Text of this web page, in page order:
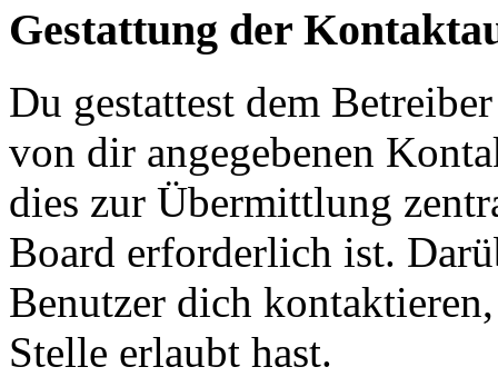
Gestattung der
Du gestattest dem
von dir angegebenen
dies zur Übermittlung
Board erforderlich ist.
Benutzer dich
Stelle erlaubt hast.